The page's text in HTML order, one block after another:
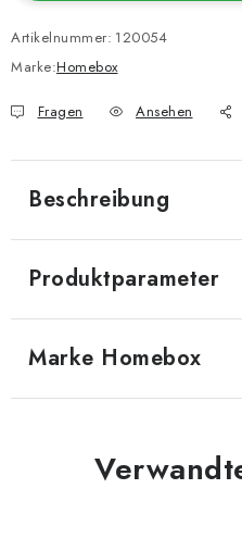
Artikelnummer: 120054
Marke:Homebox
Fragen Ansehen
Beschreibung
Produktparameter
Marke Homebox